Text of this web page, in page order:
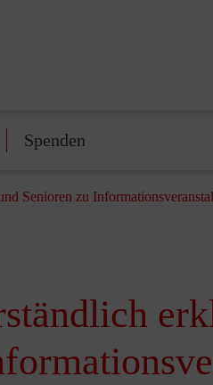
Spenden
Senioren zu